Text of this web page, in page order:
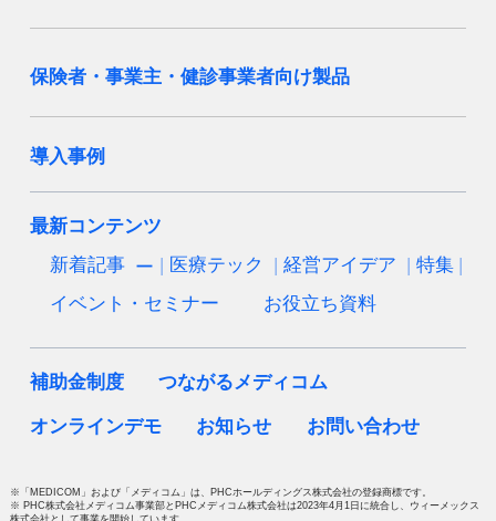
保険者・事業主・健診事業者向け製品
導入事例
最新コンテンツ
新着記事
医療テック 経営アイデア
特集
イベント・セミナー
お役立ち資料
補助金制度 つながるメディコム
オンラインデモ お知らせ お問い合わせ
※「MEDICOM」および「メディコム」は、PHCホールディングス株式会社の登録商標です。
※ PHC株式会社メディコム事業部とPHCメディコム株式会社は2023年4月1日に統合し、ウィーメックス
株式会社として事業を開始しています。